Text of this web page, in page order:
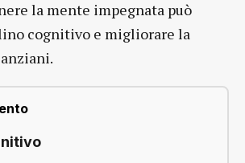
la mente impegnata può
cognitivo e migliorare la